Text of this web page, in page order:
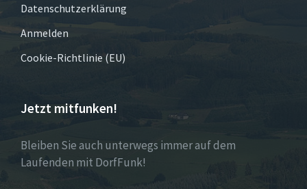
Datenschutzerklärung
Anmelden
Cookie-Richtlinie (EU)
Jetzt mitfunken!
Bleiben Sie auch unterwegs immer auf dem
Laufenden mit DorfFunk!